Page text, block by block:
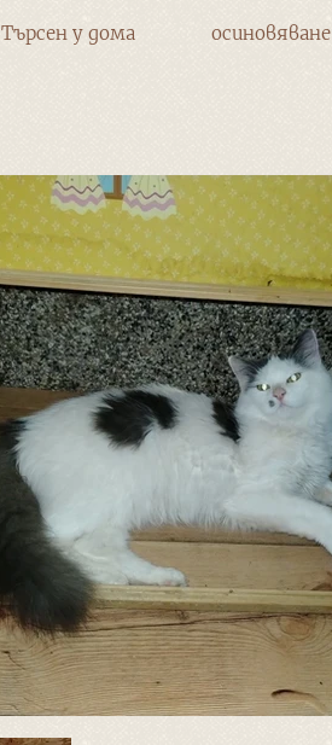
Търсен у дома осиновяване